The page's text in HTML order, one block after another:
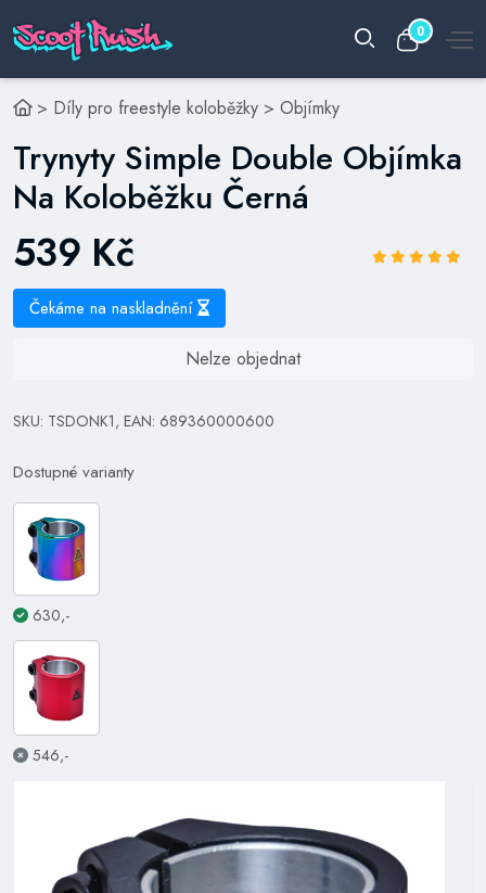
0
> Díly pro freestyle koloběžky > Objímky
Trynyty Simple Double Objímka
Na Koloběžku Černá
539 Kč
Čekáme na naskladnění
Nelze objednat
SKU: TSDONK1, EAN: 689360000600
Dostupné varianty
630,-
546,-